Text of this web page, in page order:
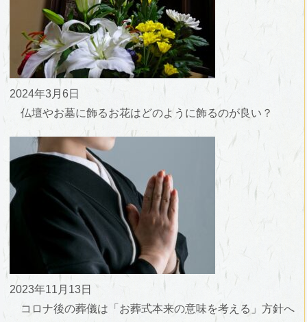
2024年3月6日
仏壇やお墓に飾るお花はどのように飾るのが良い？
2023年11月13日
コロナ後の葬儀は「お葬式本来の意味を考える」方針へ